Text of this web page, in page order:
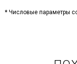
* Числовые параметры